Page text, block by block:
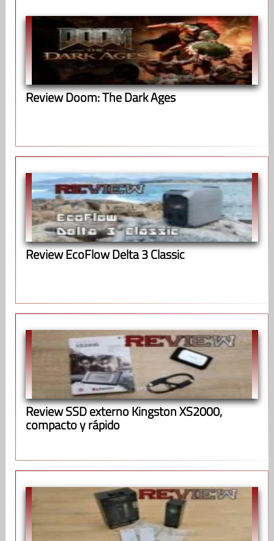
Review Doom: The Dark Ages
Review EcoFlow Delta 3 Classic
Review SSD externo Kingston XS2000,
compacto y rápido